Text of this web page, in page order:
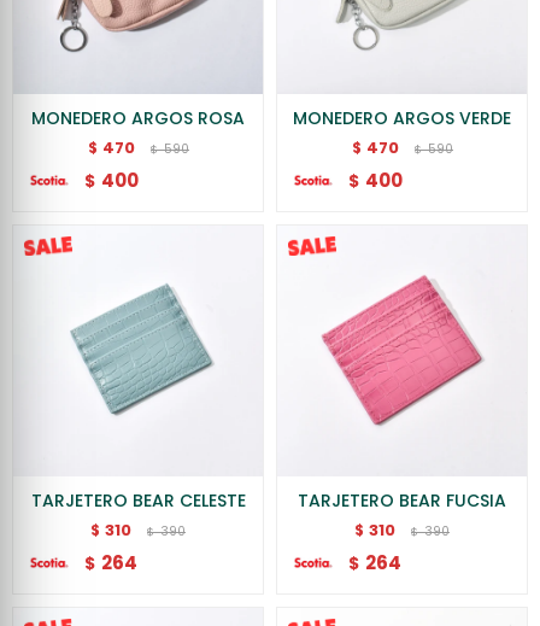
MONEDERO ARGOS ROSA
$ 470 $ 590
$ 400
MONEDERO ARGOS VERDE
$ 470 $ 590
$ 400
TARJETERO BEAR CELESTE
$ 310 $ 390
$ 264
TARJETERO BEAR FUCSIA
$ 310 $ 390
$ 264